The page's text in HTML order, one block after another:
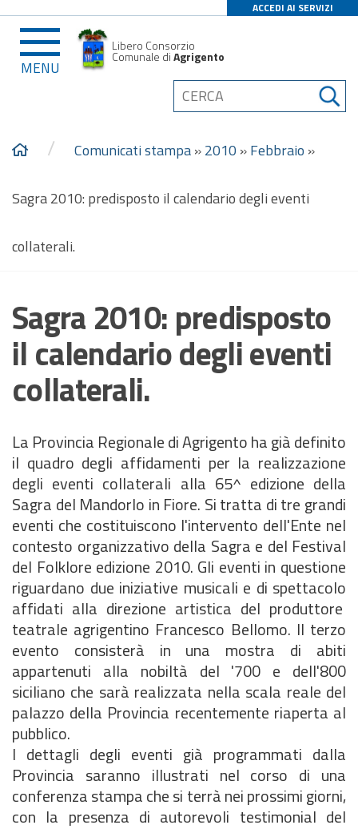
ACCEDI AI SERVIZI
MENU
Libero Consorzio
Comunale diAgrigento
/ Comunicati stampa»2010 »Febbraio »
Sagra 2010: predisposto il calendario degli eventi
collaterali.
Sagra 2010: predisposto
il calendario degli eventi
collaterali.
La Provincia Regionale di Agrigento ha già definito
il quadro degli affidamenti per la realizzazione
degli eventi collaterali alla 65^ edizione della
Sagra del Mandorlo in Fiore. Si tratta di tre grandi
eventi che costituiscono l'intervento dell'Ente nel
contesto organizzativo della Sagra e del Festival
del Folklore edizione 2010. Gli eventi in questione
riguardano due iniziative musicali e di spettacolo
affidati alla direzione artistica del produttore
teatrale agrigentino Francesco Bellomo. Il terzo
evento consisterà in una mostra di abiti
appartenuti alla nobiltà del '700 e dell'800
siciliano che sarà realizzata nella scala reale del
palazzo della Provincia recentemente riaperta al
pubblico.
I dettagli degli eventi già programmati dalla
Provincia saranno illustrati nel corso di una
conferenza stampa che si terrà nei prossimi giorni,
con la presenza di autorevoli testimonial del